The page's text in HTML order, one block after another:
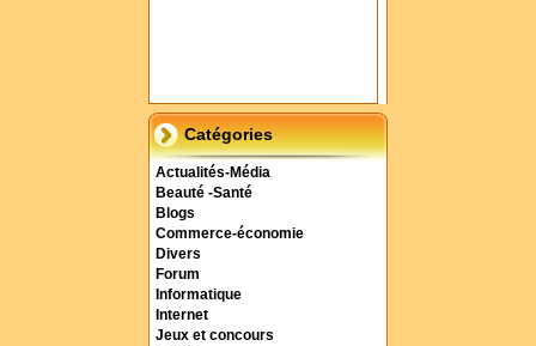
Catégories
Actualités-Média
Beauté -Santé
Blogs
Commerce-économie
Divers
Forum
Informatique
Internet
Jeux et concours